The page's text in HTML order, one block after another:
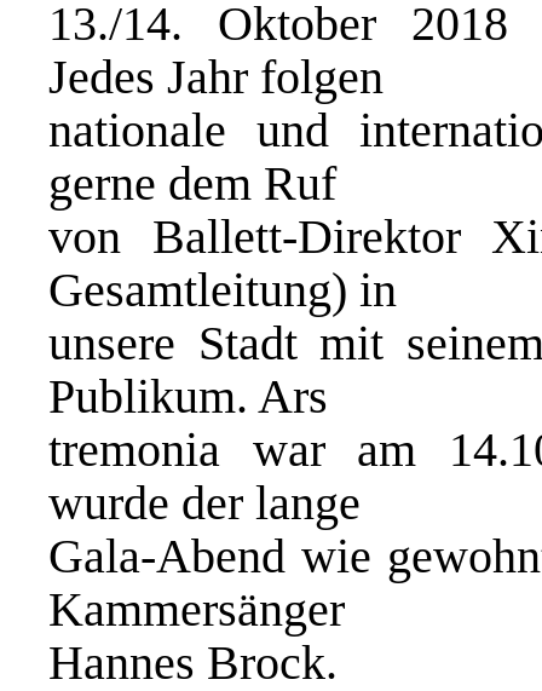
13./14. Oktober 2018
Jedes Jahr folgen
nationale und
gerne dem Ruf
von Ballett-Direktor
Gesamtleitung) in
unsere Stadt mit
Publikum. Ars
tremonia war am
wurde der lange
Gala-Abend wie
Kammersänger
Hannes Brock.